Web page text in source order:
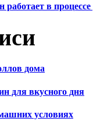
в
дома
для вкусного дня
условиях